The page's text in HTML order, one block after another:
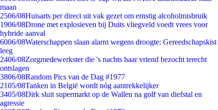
maan
2506/08Huisarts per direct uit vak gezet om ernstig alcoholmisbruik
1906/08Drone met explosieven bij Duits vliegveld voedt vrees voor
hybride aanval
6006/08Waterschappen slaan alarm wegens droogte: Gereedschapskist
leeg
2406/08Zorgmedewerkster die 's nachts haar vriend bezocht terecht
ontslagen
3806/08Random Pics van de Dag #1977
2105/08Tanken in België wordt nóg aantrekkelijker
3405/08Dirk sluit supermarkt op de Wallen na golf van diefstal en
agressie